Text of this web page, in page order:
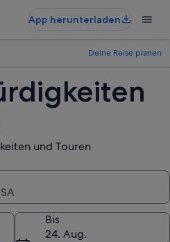
App herunterladen
Deine Reise planen
und Touren
Bis
24. Aug.